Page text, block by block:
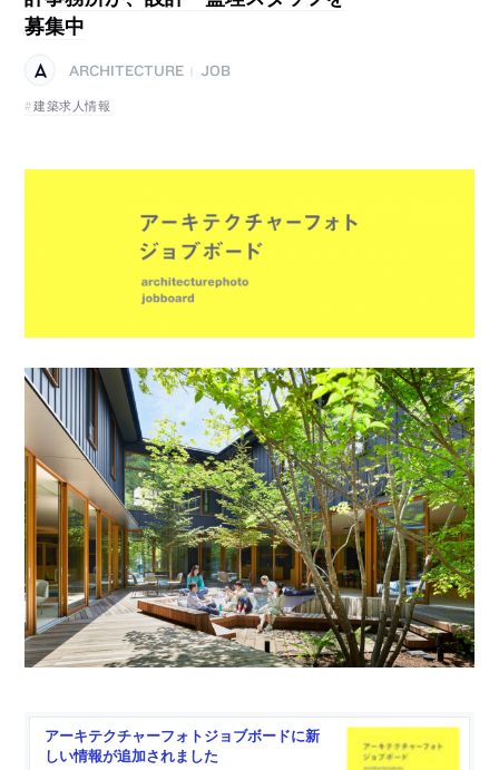
募集中
ARCHITECTURE
JOB
建築求人情報
アーキテクチャーフォトジョブボードに新
しい情報が追加されました